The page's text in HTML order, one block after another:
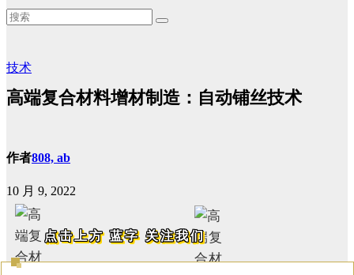
技术
高端复合材料增材制造：自动铺丝技术
作者808, ab
10 月 9, 2022
点击上方蓝字 关注我们